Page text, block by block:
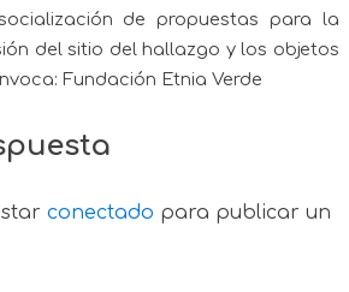
de propuestas para la
del sitio del hallazgo y los objetos
Fundación Etnia Verde
conectado para publicar un